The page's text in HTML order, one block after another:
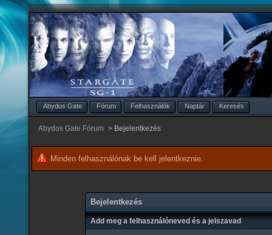
Abydos Gate Fórum Felhasználók Naptár Keresés
Abydos Gate Fórum > Bejelentkezés
Minden felhasználónak be kell jelentkeznie.
Bejelentkezés
Add meg a felhasználóneved és a jelszavad